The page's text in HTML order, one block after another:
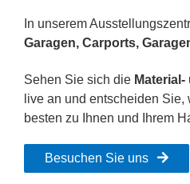
In unserem
Garagen, Carports,
Sehen Sie sich die
live an und entscheiden
besten zu Ihnen und Ihrem
Besuchen Sie uns